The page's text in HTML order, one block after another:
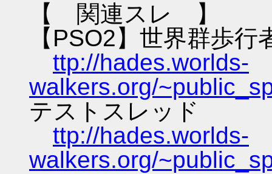
【 関連スレ 】
【PSO2】世界群歩
ttp://hades.worlds-
walkers.org/
テストスレッド
ttp://hades.worlds-
walkers.org/